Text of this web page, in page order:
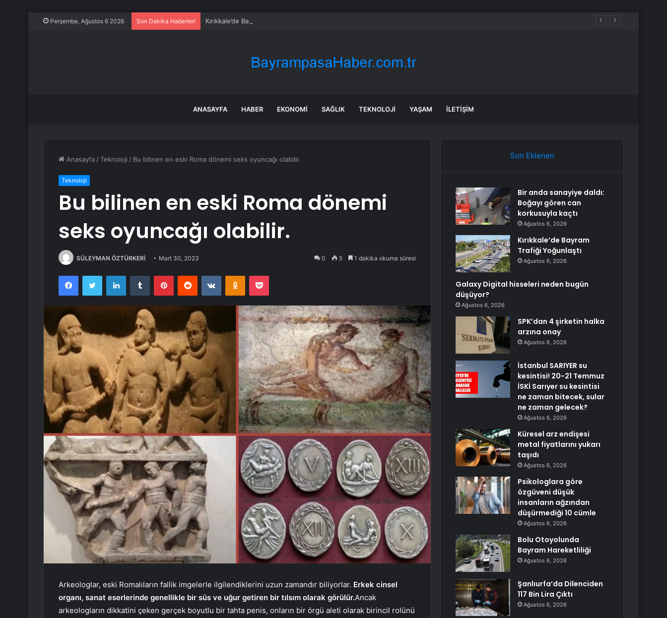
Perşembe, Ağustos 6 2026 Son Dakika Haberleri Kırıkkale’de Bayram Trafiği Yoğunlaştı
ANASAYFA HABER EKONOMI SAĞLIK TEKNOLOJI YAŞAM İLETIŞIM
Anasayfa /Teknoloji / Bu bilinen en eski Roma dönemi seks oyuncağı olabilir.
Teknoloji
Bu bilinen en eski Roma dönemi
seks oyuncağı olabilir.
SÜLEYMAN ÖZTÜRKERİ Mart 30, 2023 0 5 1 dakika okuma süresi
FacebookTwitter LinkedInTumblr PinterestReddit VKontakteOdnoklassniki
Pocket
Arkeologlar, eski Romalıların fallik imgelerle ilgilendiklerini uzun zamandır biliyorlar. Erkek cinsel
organı, sanat eserlerinde genellikle bir süs ve uğur getiren bir tılsım olarak görülür.Ancak
arkeologların dikkatini çeken gerçek boyutlu bir tahta penis, onların bir örgü aleti olarak birincil rolünü
Son Eklenen
Bir anda sanayiye daldı:
Boğayı gören can
korkusuyla kaçtı
Ağustos 6, 2026
Kırıkkale’de Bayram
Trafiği Yoğunlaştı
Ağustos 6, 2026
Galaxy Digital hisseleri neden bugün
düşüyor?
Ağustos 6, 2026
SPK’dan 4 şirketin halka
arzına onay
Ağustos 6, 2026
İstanbul SARIYER su
kesintisi! 20-21 Temmuz
İSKİ Sarıyer su kesintisi
ne zaman bitecek, sular
ne zaman gelecek?
Ağustos 6, 2026
Küresel arz endişesi
metal fiyatlarını yukarı
taşıdı
Ağustos 6, 2026
Psikologlara göre
özgüveni düşük
insanların ağzından
düşürmediği 10 cümle
Ağustos 6, 2026
Bolu Otoyolunda
Bayram Hareketliliği
Ağustos 6, 2026
Şanlıurfa’da Dilenciden
117 Bin Lira Çıktı
Ağustos 6, 2026